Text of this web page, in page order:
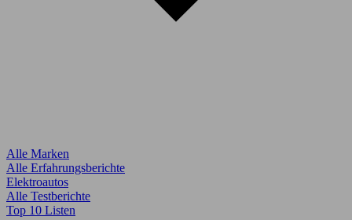
Alle Marken
Alle Erfahrungsberichte
Elektroautos
Alle Testberichte
Top 10 Listen